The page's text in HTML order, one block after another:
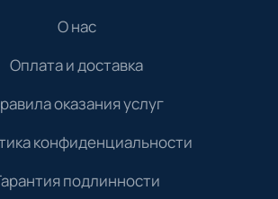
О нас
Оплата и доставка
оказания услуг
конфиденциальности
подлинности